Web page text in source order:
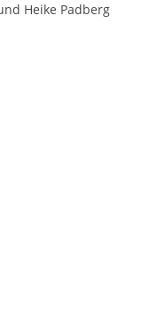
Heike Padberg